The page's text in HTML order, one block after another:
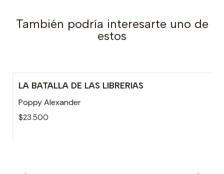
También podría interesarte uno de
estos
LA BATALLA DE LAS LIBRERIAS
Poppy Alexander
$23.500